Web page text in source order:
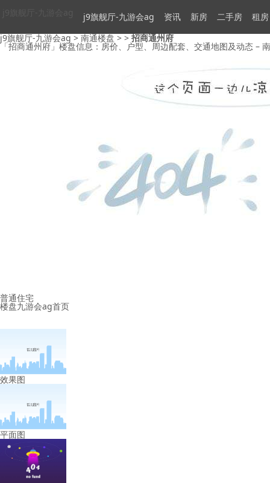
j9旗舰厅-九游会ag 资讯 新房 二手房
租房
j9旗舰厅-九游会ag>南通楼盘> >招商通州府
「招商通州府」楼盘信息：房价、户型、周边配套、交通地图及动态 –
普通住宅
楼盘九游会ag首页
效果图
平面图